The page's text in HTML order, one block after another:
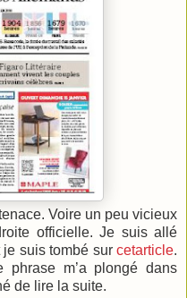
Voire un peu vicieux
officielle. Je suis allé
suis tombé sur cetarticle.
phrase m’a plongé dans
de lire la suite.